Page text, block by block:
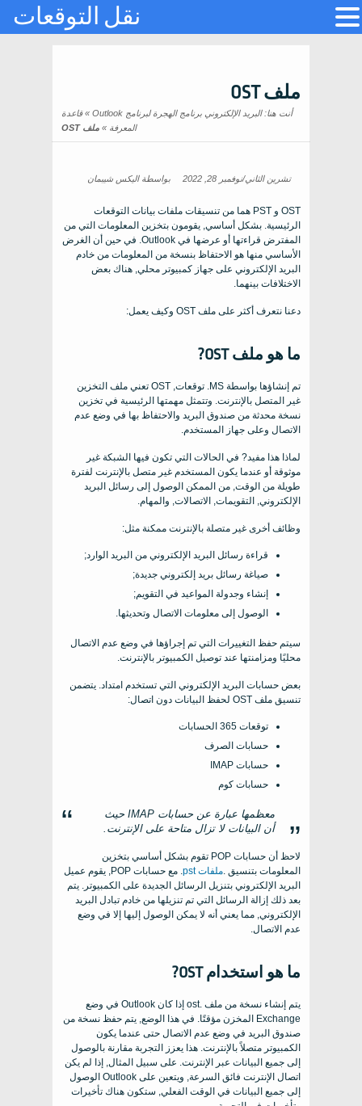
ملف OST
أنت هنا:البريد الإلكتروني برنامج الهجرة لبرنامج Outlook »قاعدة
المعرفة » ملف OST
تشرين الثاني/نوفمبر 28, 2022 بواسطةاليكس شيبمان
OST و PST هما من تنسيقات ملفات بيانات التوقعات
الرئيسية. بشكل أساسي, يقومون بتخزين المعلومات التي من
المفترض قراءتها أو عرضها في Outlook. في حين أن الغرض
الأساسي منها هو الاحتفاظ بنسخة من المعلومات من خادم
البريد الإلكتروني على جهاز كمبيوتر محلي, هناك بعض
الاختلافات بينهما.
دعنا نتعرف أكثر على ملف OST وكيف يعمل:
ما هو ملف OST?
تم إنشاؤها بواسطة MS. توقعات, OST تعني ملف التخزين
غير المتصل بالإنترنت. وتتمثل مهمتها الرئيسية في تخزين
نسخة محدثة من صندوق البريد والاحتفاظ بها في وضع عدم
الاتصال وعلى جهاز المستخدم.
لماذا هذا مفيد? في الحالات التي تكون فيها الشبكة غير
موثوقة أو عندما يكون المستخدم غير متصل بالإنترنت لفترة
طويلة من الوقت, من الممكن الوصول إلى رسائل البريد
الإلكتروني, التقويمات, الاتصالات, والمهام.
وظائف أخرى غير متصلة بالإنترنت ممكنة مثل:
قراءة رسائل البريد الإلكتروني من البريد الوارد;
صياغة رسائل بريد إلكتروني جديدة;
إنشاء وجدولة المواعيد في التقويم;
الوصول إلى معلومات الاتصال وتحديثها.
سيتم حفظ التغييرات التي تم إجراؤها في وضع عدم الاتصال
محليًا ومزامنتها عند توصيل الكمبيوتر بالإنترنت.
بعض حسابات البريد الإلكتروني التي تستخدم امتداد. يتضمن
تنسيق ملف OST لحفظ البيانات دون اتصال:
توقعات 365 الحسابات
حسابات الصرف
حسابات IMAP
حسابات كوم
معظمها عبارة عن حسابات IMAP حيث
أن البيانات لا تزال متاحة على الإنترنت.
لاحظ أن حسابات POP تقوم بشكل أساسي بتخزين
المعلومات بتنسيق .ملفات pst
. مع حسابات POP, يقوم عميل
البريد الإلكتروني بتنزيل الرسائل الجديدة على الكمبيوتر. يتم
بعد ذلك إزالة الرسائل التي تم تنزيلها من خادم تبادل البريد
الإلكتروني, مما يعني أنه لا يمكن الوصول إليها إلا في وضع
عدم الاتصال.
ما هو استخدام OST?
يتم إنشاء نسخة من ملف .ost إذا كان Outlook في وضع
Exchange المخزن مؤقتًا. في هذا الوضع, يتم حفظ نسخة من
صندوق البريد في وضع عدم الاتصال حتى عندما يكون
الكمبيوتر متصلاً بالإنترنت. هذا يعزز التجربة مقارنة بالوصول
إلى جميع البيانات عبر الإنترنت. على سبيل المثال, إذا لم يكن
اتصال الإنترنت فائق السرعة, ويتعين على Outlook الوصول
إلى جميع البيانات في الوقت الفعلي, ستكون هناك تأخيرات
نقل التوقعات